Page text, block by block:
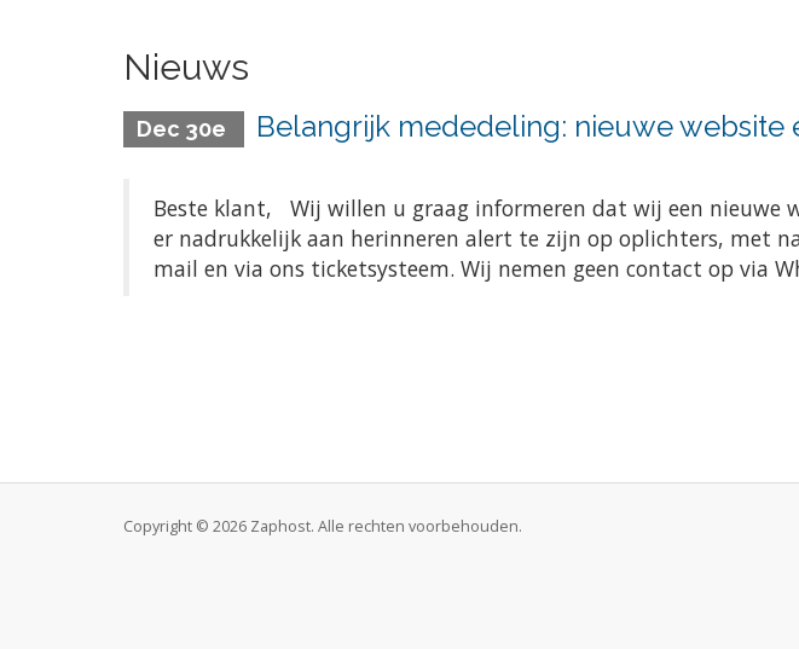
Nieuws
Dec 30e Belangrijk mededeling: nieuwe
Beste klant, Wij willen u graag informeren dat wij een nieuwe
er nadrukkelijk aan herinneren alert te zijn op oplichters, met
mail en via ons ticketsysteem. Wij nemen geen contact op via
Copyright © 2026 Zaphost. Alle rechten voorbehouden.